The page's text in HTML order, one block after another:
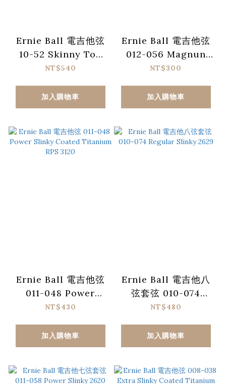
Ernie Ball 電吉他弦
10-52 Skinny Top
Heavy Bottom
2015
NT$540
加入購物車
Ernie Ball 電吉他弦
012-056 Magnun
Slinky 2618 (G弦纏
NT$300
加入購物車
Ernie Ball 電吉他弦
011-048 Power
Slinky Coated
NT$430
加入購物車
Ernie Ball 電吉他八
弦套弦 010-074
Regular Slinky
NT$480
加入購物車